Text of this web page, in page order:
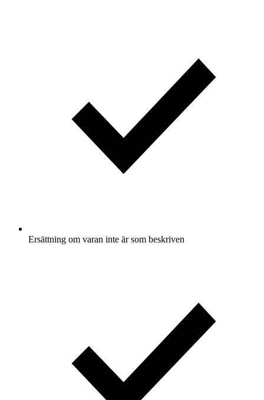
Ersättning om varan inte är som beskriven